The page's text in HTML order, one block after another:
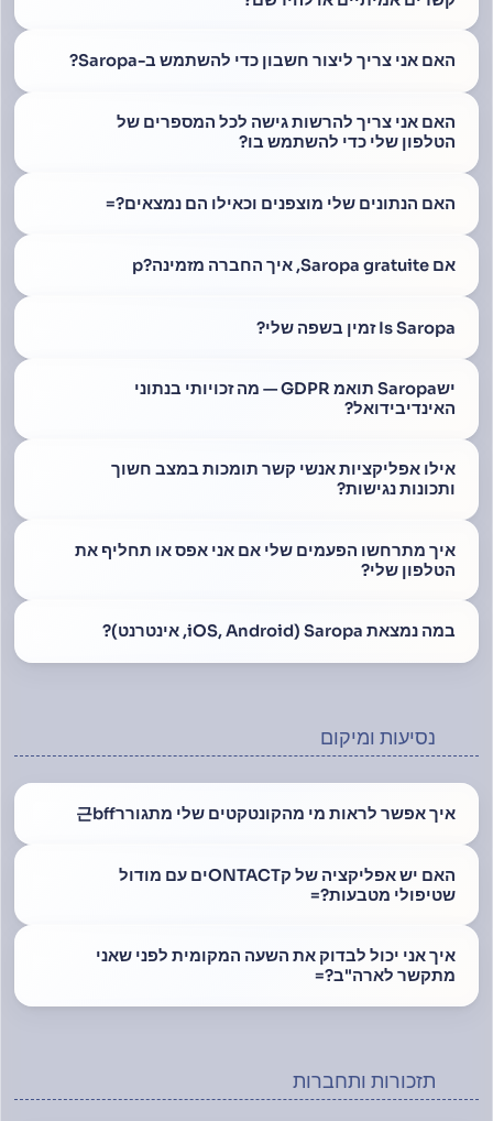
האם אני צריך ליצור חשבון כדי להשתמש ב-Saropa?
האם אני צריך להרשות גישה לכל המספרים של
הטלפון שלי כדי להשתמש בו?
האם הנתונים שלי מוצפנים וכאילו הם נמצאים?=
אם Saropa gratuite, איך החברה מזמינה?p
Is Saropa זמין בשפה שלי?
ישSaropa תואמ GDPR — מה זכויותי בנתוני
האינדיבידואל?
אילו אפליקציות אנשי קשר תומכות במצב חשוך
ותכונות נגישות?
איך מתרחשו הפעמים שלי אם אני אפס או תחליף את
הטלפון שלי?
במה נמצאת Saropa (iOS, Android, אינטרנט)?
נסיעות ומיקום
איך אפשר לראות מי מהקונטקטים שלי מתגורר근bff
האם יש אפליקציה של קONTACTים עם מודול
שטיפולי מטבעות?=
איך אני יכול לבדוק את השעה המקומית לפני שאני
מתקשר לארה"ב?=
תזכורות ותחברות